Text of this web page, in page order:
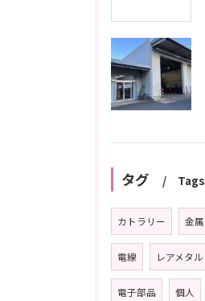
タグ Tags
カトラリー 金属
電線 レアメタル
電子部品 個人